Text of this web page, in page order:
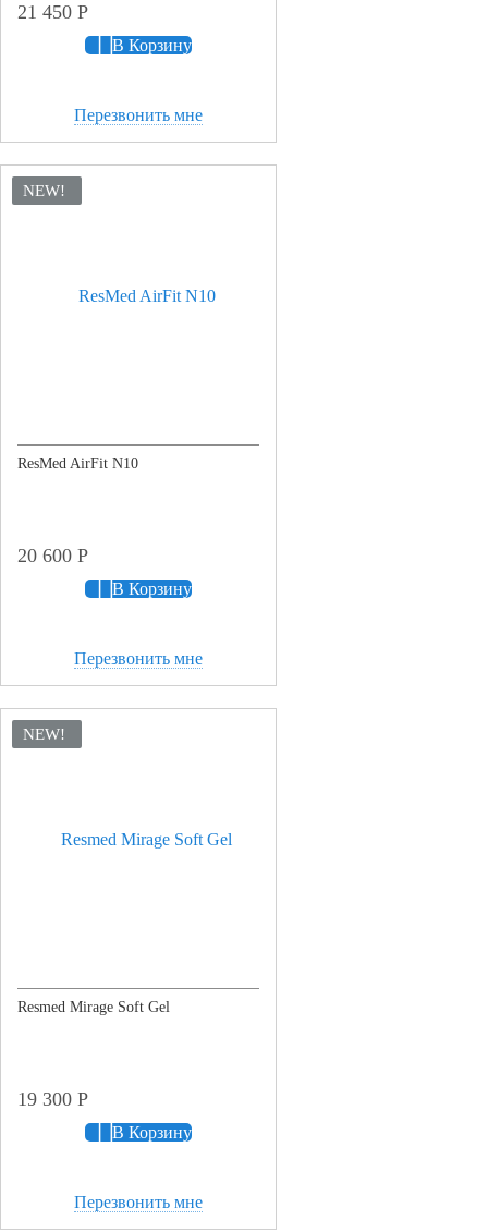
21 450 Р
В Корзину
Перезвонить мне
NEW!
ResMed AirFit N10
20 600 Р
В Корзину
Перезвонить мне
NEW!
Resmed Mirage Soft Gel
19 300 Р
В Корзину
Перезвонить мне